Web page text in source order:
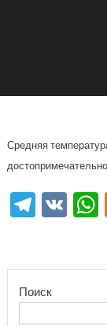
Средняя
VK
Поиск